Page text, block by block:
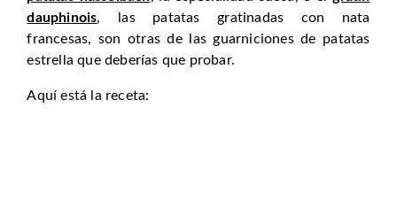
dauphinois, las patatas gratinadas con nata
francesas, son otras de las guarniciones de patatas
estrella que deberías que probar.
Aquí está la receta: